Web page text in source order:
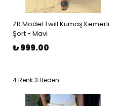
ZR Model Twill Kumaş Kemerli
Şort - Mavi
₺ 999.00
4 Renk 3 Beden